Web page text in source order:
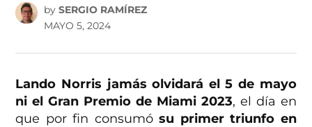
by SERGIO RAMÍREZ
MAYO 5, 2024
Lando Norris jamás olvidará el 5 de mayo
ni el Gran Premio de Miami 2023, el día en
que por fin consumósu primer triunfo en